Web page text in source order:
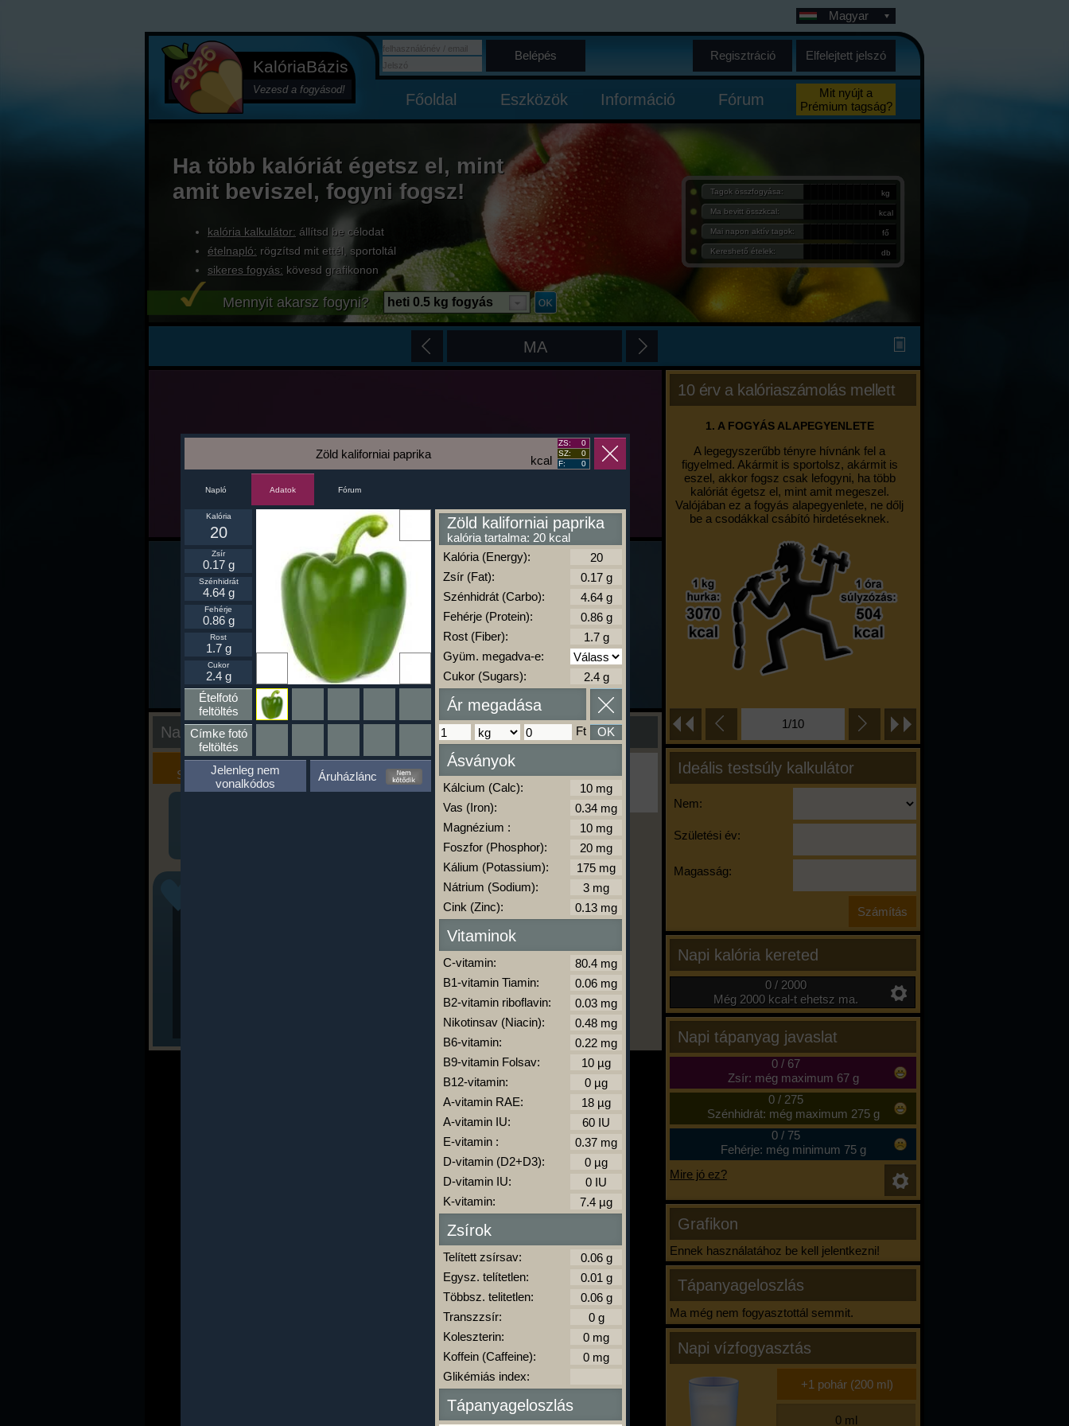
KalóriaBázis
Vezesd a fogyásod!
Magyar
Belépés Regisztráció Elfelejtett jelszó
Főoldal Eszközök Információ Fórum
Mit nyújt a
Prémium tagság?
Ha több kalóriát égetsz el, mint
amit beviszel, fogyni fogsz!
kalória kalkulátor: állítsd be célodat
ételnapló: rögzítsd mit ettél, sportoltál
sikeres fogyás: kövesd grafikonon
Tagok összfogyása: kg
Ma bevitt összkcal: kcal
Mai napon aktív tagok: fő
Kereshető ételek: db
Mennyit akarsz fogyni? heti 0.5 kg fogyás
MA
10 érv a kalóriaszámolás mellett
1. A FOGYÁS ALAPEGYENLETE
A legegyszerűbb tényre hívnánk fel a
figyelmed. Akármit is sportolsz, akármit is
eszel, akkor fogsz csak lefogyni, ha több
kalóriát égetsz el, mint amit megeszel.
Valójában ez a fogyás alapegyenlete, ne dőlj
be a csodákkal csábító hirdetéseknek.
1/10
Ideális testsúly kalkulátor
Nem:
Születési év:
Magasság:
Napi kalória kereted
0 / 2000
Még 2000 kcal-t ehetsz ma.
Napi tápanyag javaslat
0/ 67
Zsír: még maximum 67 g
0/ 275
Szénhidrát: még maximum 275 g
0/ 75
Fehérje: még minimum 75 g
Mire jó ez?
Grafikon
Ennek használatához be kell jelentkezni!
Tápanyageloszlás
Ma még nem fogyasztottál semmit.
Napi vízfogyasztás
Nap kiértékelése
Kalória
Szimulátor
Szöveges
Értékelés
Ha ma már nem eszel/sportolsz többet,
kattints a kiértékelésre!
A Kalória Szimulátor Prémium funkció.
-
kcal
Zöld kaliforniai paprika
ZS:
0
SZ:
0
F:
0
Napló Adatok Fórum
Kalória
20
Zsír
0.17 g
Szénhidrát
4.64 g
Fehérje
0.86 g
Rost
1.7 g
Cukor
2.4 g
Ételfotó
feltöltés
Címke fotó
feltöltés
Jelenleg nem
vonalkódos
Áruházlánc
Zöld kaliforniai paprika
kalória tartalma: 20 kcal
Kalória (Energy):
Zsír (Fat):
Szénhidrát (Carbo):
Fehérje (Protein):
Rost (Fiber):
Gyüm. megadva-e:
Cukor (Sugars):
Ár megadása
Ft OK
Ásványok
Kálcium (Calc):
Vas (Iron):
Magnézium :
Foszfor (Phosphor):
Kálium (Potassium):
Nátrium (Sodium):
Cink (Zinc):
Vitaminok
C-vitamin:
B1-vitamin Tiamin:
B2-vitamin riboflavin:
Nikotinsav (Niacin):
B6-vitamin:
B9-vitamin Folsav:
B12-vitamin:
A-vitamin RAE:
A-vitamin IU:
E-vitamin :
D-vitamin (D2+D3):
D-vitamin IU:
K-vitamin:
Zsírok
Telített zsírsav:
Egysz. telítetlen:
Többsz. telitetlen:
Transzzsír:
Koleszterin:
Koffein (Caffeine):
Glikémiás index:
Tápanyageloszlás